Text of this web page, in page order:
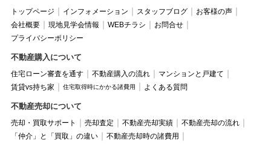
トップページ インフォメーション スタッフブログ
お客様の声
会社概要
現地見学会情報 WEBチラシ
お問合せ
プライバシーポリシー
不動産購入について
住宅ローン審査を通す 不動産購入の流れ
マンションと戸建て
賃貸vs持ち家
住宅取得時にかかる諸費用 よくある質問
不動産売却について
売却・買取サポート 売却査定 不動産売却実績
不動産売却の流れ
「仲介」と「買取」の違い
不動産売却時の諸費用